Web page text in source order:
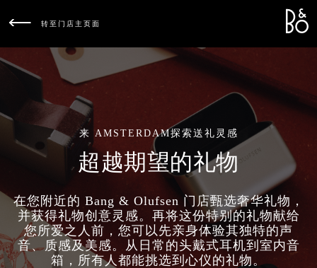
转至门店主页面
来 AMSTERDAM探索送礼灵感
超越期望的礼物
在您附近的 Bang & Olufsen 门店甄选奢华礼物，
并获得礼物创意灵感。再将这份特别的礼物献给
您所爱之人前，您可以先亲身体验其独特的声
音、质感及美感。从日常的头戴式耳机到室内音
箱，所有人都能挑选到心仪的礼物。